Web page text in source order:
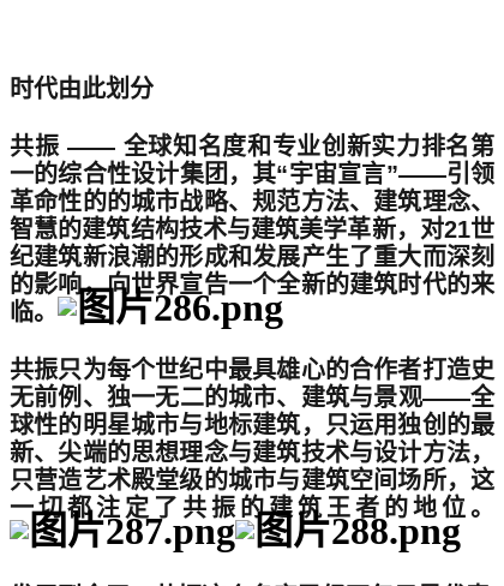
时代由此划分
共振 —— 全球知名度和专业创新实力排名第
一的综合性设计集团，其“宇宙宣言”——引领
革命性的的城市战略、规范方法、建筑理念、
智慧的建筑结构技术与建筑美学革新，对21世
纪建筑新浪潮的形成和发展产生了重大而深刻
的影响，向世界宣告一个全新的建筑时代的来
临。
共振只为每个世纪中最具雄心的合作者打造史
无前例、独一无二的城市、建筑与景观——全
球性的明星城市与地标建筑，只运用独创的最
新、尖端的思想理念与建筑技术与设计方法，
只营造艺术殿堂级的城市与建筑空间场所，这
一切都注定了共振的建筑王者的地位。